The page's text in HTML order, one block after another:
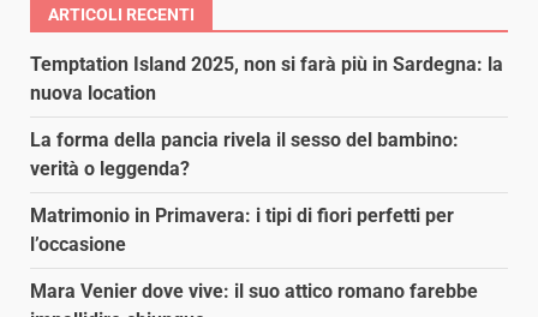
ARTICOLI RECENTI
Temptation Island 2025, non si farà più in Sardegna: la
nuova location
La forma della pancia rivela il sesso del bambino:
verità o leggenda?
Matrimonio in Primavera: i tipi di fiori perfetti per
l’occasione
Mara Venier dove vive: il suo attico romano farebbe